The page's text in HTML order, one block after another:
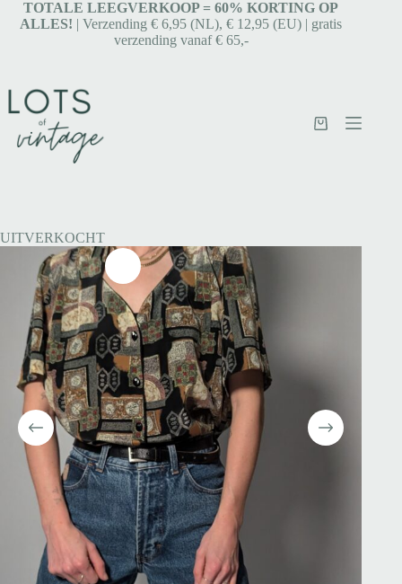
TOTALE LEEGVERKOOP = 60% KORTING OP
ALLES! | Verzending € 6,95 (NL), € 12,95 (EU) | gratis
verzending vanaf € 65,-
UITVERKOCHT